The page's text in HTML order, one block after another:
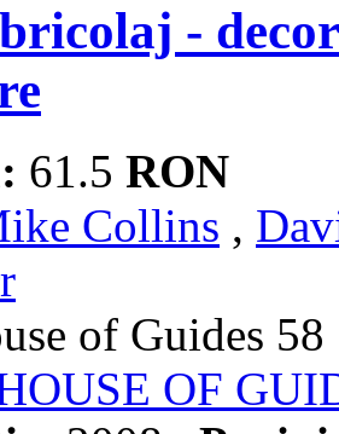
-
61.5 RON
Collins ,
of Guides 58
OF